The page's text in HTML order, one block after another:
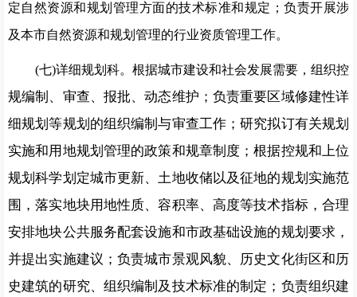
定自然资源和规划管理方面的技术标准和规定；负责开展涉
及本市自然资源和规划管理的行业资质管理工作。
(七)详细规划科。根据城市建设和社会发展需要，组织控
规编制、审查、报批、动态维护；负责重要区域修建性详
细规划等规划的组织编制与审查工作；研究拟订有关规划
实施和用地规划管理的政策和规章制度；根据控规和上位
规划科学划定城市更新、土地收储以及征地的规划实施范
围，落实地块用地性质、容积率、高度等技术指标，合理
安排地块公共服务配套设施和市政基础设施的规划要求，
并提出实施建议；负责城市景观风貌、历史文化街区和历
史建筑的研究、组织编制及技术标准的制定； 负责组织建